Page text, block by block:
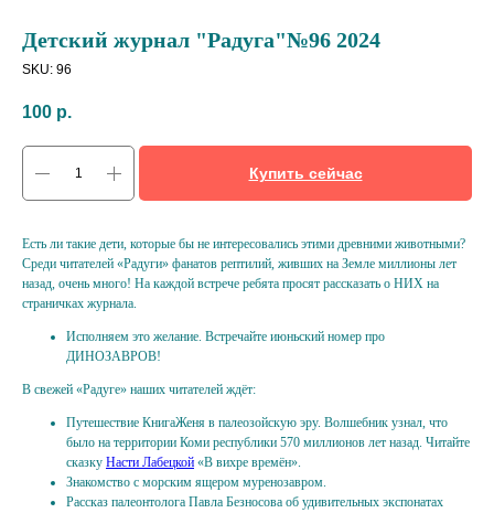
Детский журнал "Радуга"№96 2024
SKU: 96
100 р.
Купить сейчас
Есть ли такие дети, которые бы не интересовались этими древними животными?
Среди читателей «Радуги» фанатов рептилий, живших на Земле миллионы лет
назад, очень много! На каждой встрече ребята просят рассказать о НИХ на
страничках журнала.
Исполняем это желание. Встречайте июньский номер про
ДИНОЗАВРОВ!
В свежей «Радуге» наших читателей ждёт:
Путешествие КнигаЖеня в палеозойскую эру. Волшебник узнал, что
было на территории Коми республики 570 миллионов лет назад. Читайте
сказку Насти Лабецкой «В вихре времён».
Знакомство с морским ящером муренозавром.
Рассказ палеонтолога Павла Безносова об удивительных экспонатах